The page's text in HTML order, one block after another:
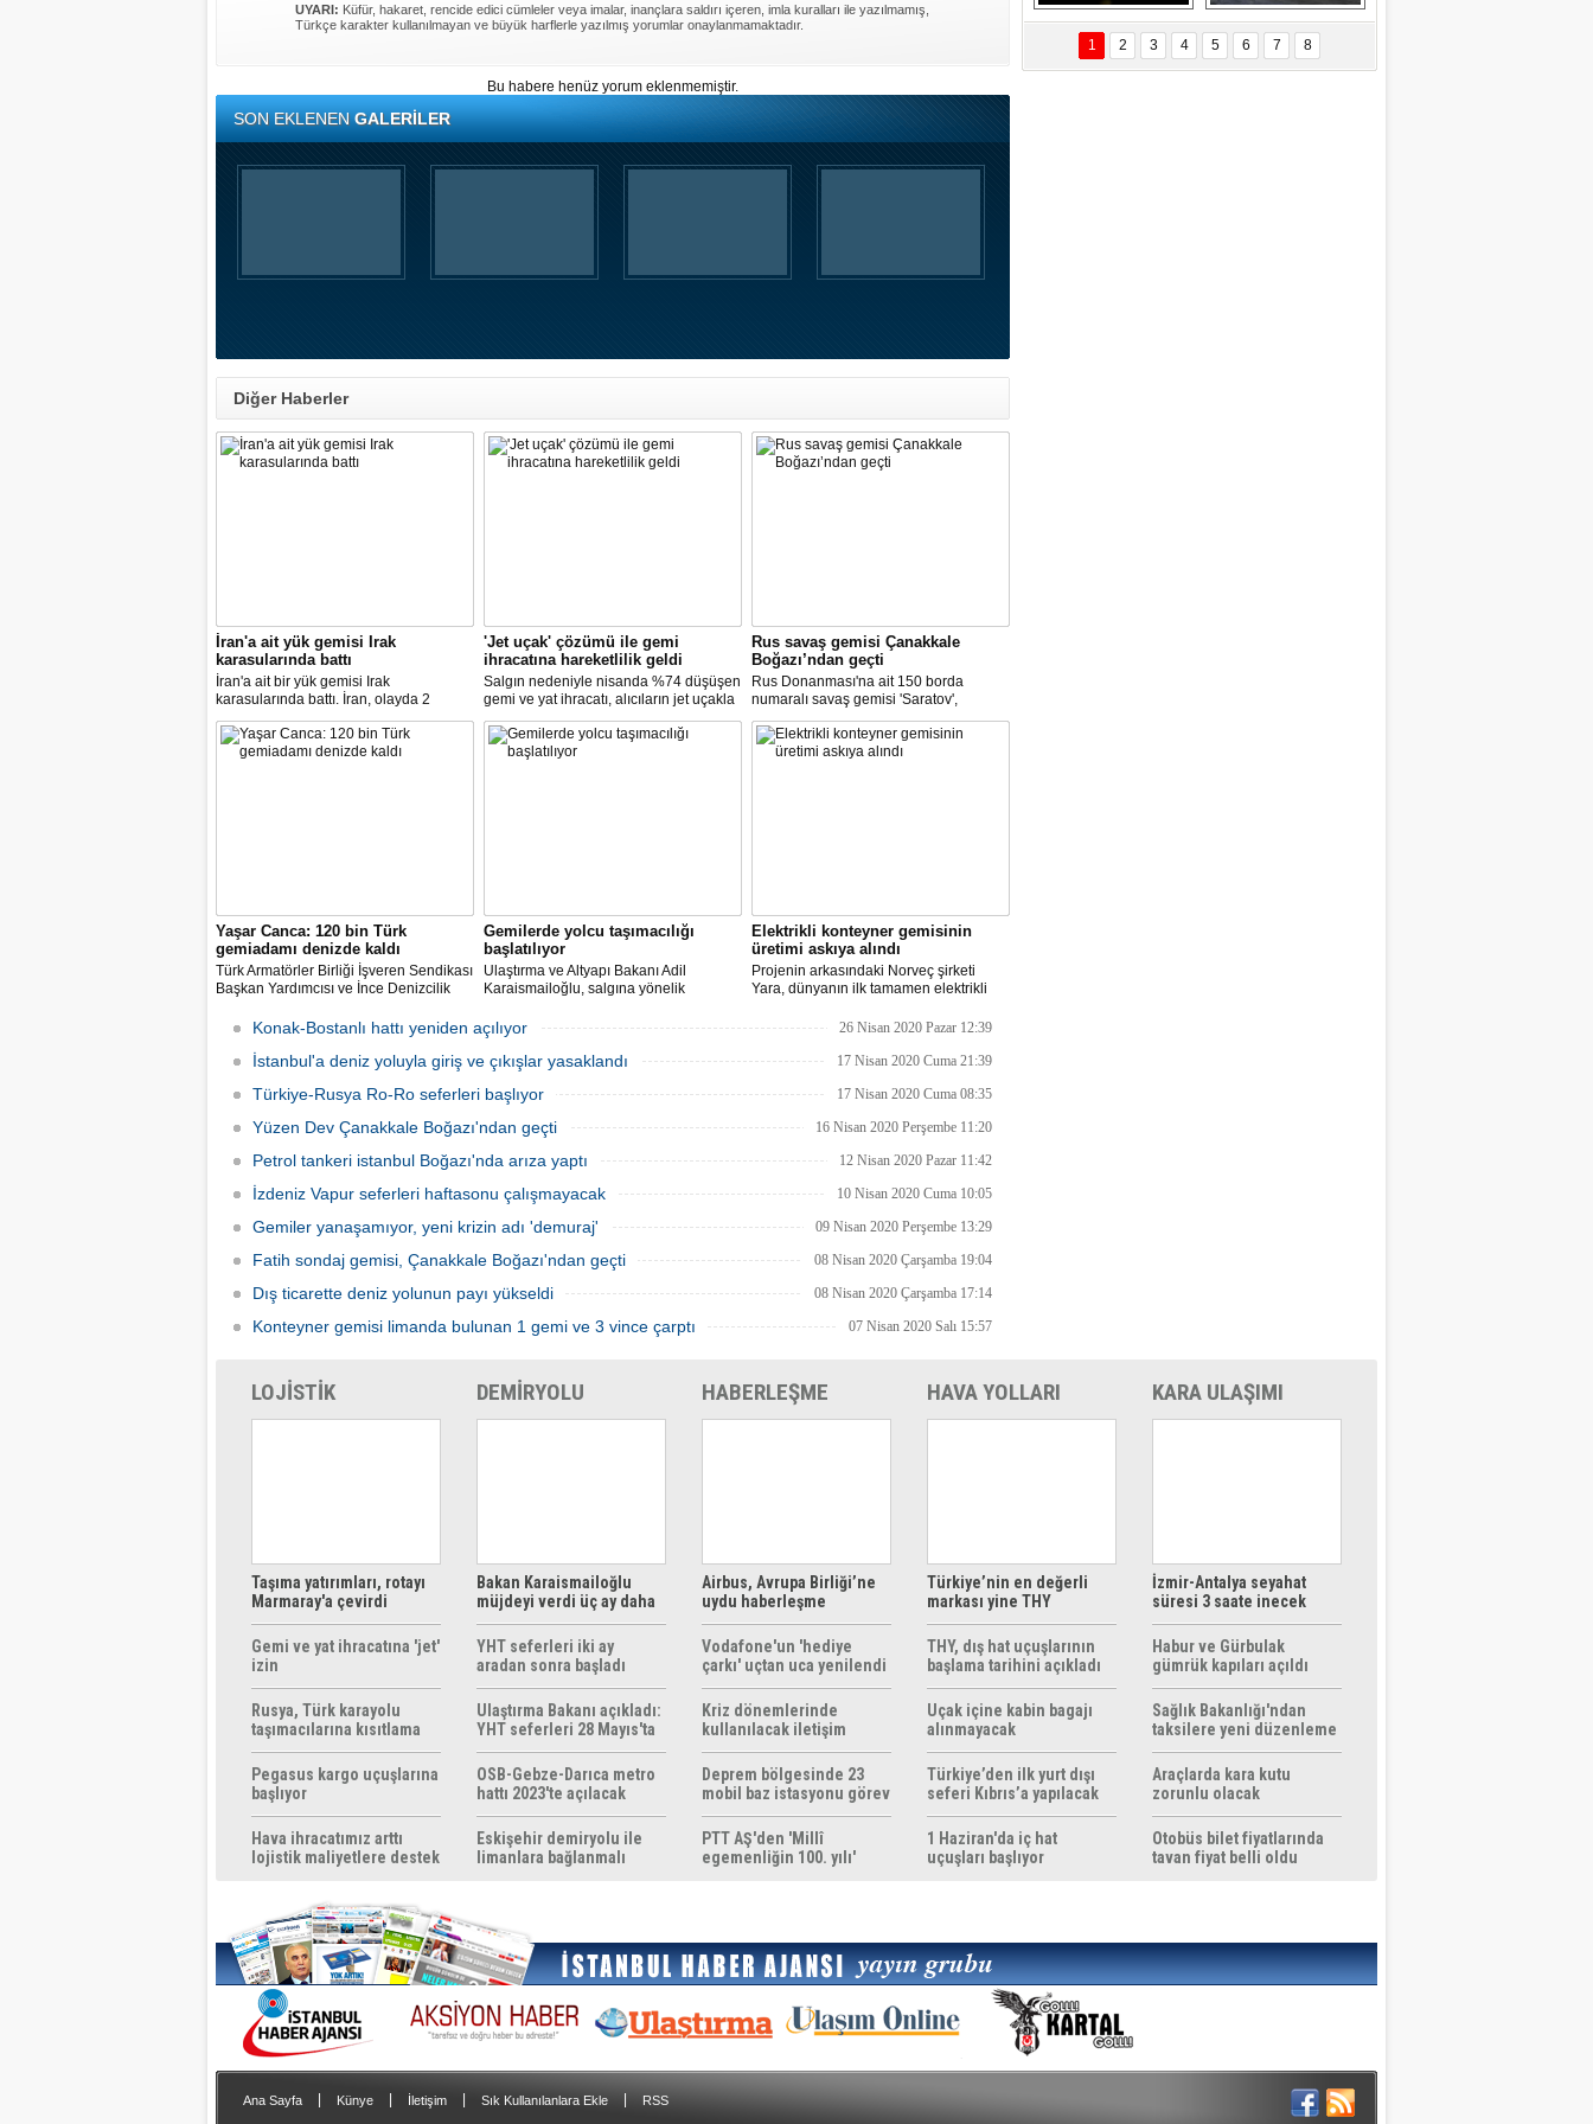
UYARI: Küfür, hakaret, rencide edici cümleler veya imalar, inançlara saldırı içeren, imla kuralları ile yazılmamış,
Türkçe karakter kullanılmayan ve büyük harflerle yazılmış yorumlar onaylanmamaktadır.
Bu habere henüz yorum eklenmemiştir.
SON EKLENENGALERİLER
Diğer Haberler
İran'a ait yük gemisi Irak
karasularında battı
İran'a ait bir yük gemisi Irak
karasularında battı. İran, olayda 2
kişinin hayatını kaybettiğini açıkladı.
'Jet uçak' çözümü ile gemi
ihracatına hareketlilik geldi
Salgın nedeniyle nisanda %74 düşüşen
gemi ve yat ihracatı, alıcıların jet uçakla
Türkiye'ye getirilmesi ile mayısta yüzde
7.8 arttı. Gemi inşa, geçen ay ihracatını
artıran iki sektörden biri oldu.
Rus savaş gemisi Çanakkale
Boğazı’ndan geçti
Rus Donanması'na ait 150 borda
numaralı savaş gemisi 'Saratov',
Çanakkale Boğazından geçti.
Yaşar Canca: 120 bin Türk
gemiadamı denizde kaldı
Türk Armatörler Birliği İşveren Sendikası
Başkan Yardımcısı ve İnce Denizcilik
Canca, pandemi nedeniyle dünya
denizlerinde mahsur kalan 120 bin Türk
denizcisinin ülkeye dönmek için
Gemilerde yolcu taşımacılığı
başlatılıyor
Ulaştırma ve Altyapı Bakanı Adil
Karaismailoğlu, salgına yönelik
sonucu normalleşme sürecinin hayata
geçirildiğini ve turistik amaçlı gemiler ve
gezinti gemilerinde yolcu taşımacılığını
Elektrikli konteyner gemisinin
üretimi askıya alındı
Projenin arkasındaki Norveç şirketi
Yara, dünyanın ilk tamamen elektrikli
Birkeland’i, koronavirüs salgını ve
kaldırmayı planlıyor.
Konak-Bostanlı hattı yeniden açılıyor 26 Nisan 2020 Pazar 12:39
İstanbul'a deniz yoluyla giriş ve çıkışlar yasaklandı 17 Nisan 2020 Cuma 21:39
Türkiye-Rusya Ro-Ro seferleri başlıyor 17 Nisan 2020 Cuma 08:35
Yüzen Dev Çanakkale Boğazı'ndan geçti 16 Nisan 2020 Perşembe 11:20
Petrol tankeri istanbul Boğazı'nda arıza yaptı 12 Nisan 2020 Pazar 11:42
İzdeniz Vapur seferleri haftasonu çalışmayacak 10 Nisan 2020 Cuma 10:05
Gemiler yanaşamıyor, yeni krizin adı 'demuraj' 09 Nisan 2020 Perşembe 13:29
Fatih sondaj gemisi, Çanakkale Boğazı'ndan geçti 08 Nisan 2020 Çarşamba 19:04
Dış ticarette deniz yolunun payı yükseldi 08 Nisan 2020 Çarşamba 17:14
Konteyner gemisi limanda bulunan 1 gemi ve 3 vince çarptı 07 Nisan 2020 Salı 15:57
SEÇİL ÖZYANIK
Ne Değişti?
Delta uçağına
yıldırım çarptı
Ford Focus RS
(2015)
1 2 3 4 5 6 7 8
LOJİSTİK
Taşıma yatırımları, rotayı
Marmaray'a çevirdi
Gemi ve yat ihracatına 'jet'
izin
Rusya, Türk karayolu
taşımacılarına kısıtlama
getirebilir
Pegasus kargo uçuşlarına
başlıyor
Hava ihracatımız arttı
lojistik maliyetlere destek
DEMİRYOLU
Bakan Karaismailoğlu
müjdeyi verdi üç ay daha
ücretsiz
YHT seferleri iki ay
aradan sonra başladı
Ulaştırma Bakanı açıkladı:
YHT seferleri 28 Mayıs'ta
başlıyor
OSB-Gebze-Darıca metro
hattı 2023'te açılacak
Eskişehir demiryolu ile
limanlara bağlanmalı
HABERLEŞME
Airbus, Avrupa Birliği’ne
uydu haberleşme
çözümleri sunuyor
Vodafone'un 'hediye
çarkı' uçtan uca yenilendi
Kriz dönemlerinde
kullanılacak iletişim
yöntemleri rehberi
hazırlandı
Deprem bölgesinde 23
mobil baz istasyonu görev
yapıyor
PTT AŞ'den 'Millî
egemenliğin 100. yılı'
HAVA YOLLARI
Türkiye’nin en değerli
markası yine THY
THY, dış hat uçuşlarının
başlama tarihini açıkladı
Uçak içine kabin bagajı
alınmayacak
Türkiye’den ilk yurt dışı
seferi Kıbrıs’a yapılacak
1 Haziran'da iç hat
uçuşları başlıyor
KARA ULAŞIMI
İzmir-Antalya seyahat
süresi 3 saate inecek
Habur ve Gürbulak
gümrük kapıları açıldı
Sağlık Bakanlığı'ndan
taksilere yeni düzenleme
Araçlarda kara kutu
zorunlu olacak
Otobüs bilet fiyatlarında
tavan fiyat belli oldu
Ana Sayfa Künye İletişim Sık Kullanılanlara Ekle RSS